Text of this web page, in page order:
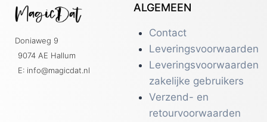
Doniaweg 9
9074 AE Hallum
E: info@magicdat.nl
ALGEMEEN
Contact
Leveringsvoorwaarden
Leveringsvoorwaarden
zakelijke gebruikers
Verzend- en
retourvoorwaarden